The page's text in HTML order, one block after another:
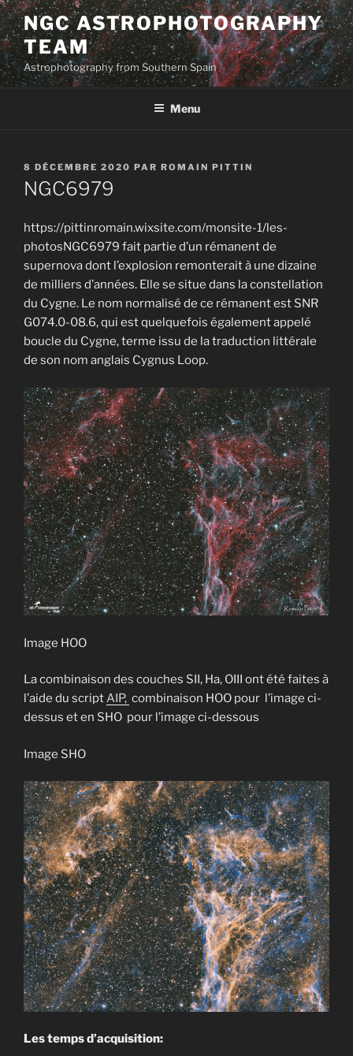
Aller
au
contenu
principal
NGC ASTROPHOTOGRAPHY
TEAM
Astrophotography from Southern Spain
Menu
PUBLIÉ
LE
8 DÉCEMBRE 2020 PAR ROMAIN PITTIN
NGC6979
https://pittinromain.wixsite.com/monsite-1/les-
photosNGC6979 fait partie d’un rémanent de
supernova dont l’explosion remonterait à une dizaine
de milliers d’années. Elle se situe dans la constellation
du Cygne. Le nom normalisé de ce rémanent est SNR
G074.0-08.6, qui est quelquefois également appelé
boucle du Cygne, terme issu de la traduction littérale
de son nom anglais Cygnus Loop.
Image HOO
La combinaison des couches SII, Ha, OIII ont été faites à
l’aide du scriptAIP, combinaison HOO pour l’image ci-
dessus et en SHO pour l’image ci-dessous
Image SHO
Les temps d’acquisition: